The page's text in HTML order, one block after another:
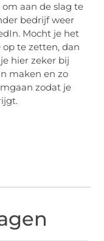
aan de slag te
bedrijf weer
Mocht je het
te zetten, dan
je hier zeker bij
maken en zo
zodat je